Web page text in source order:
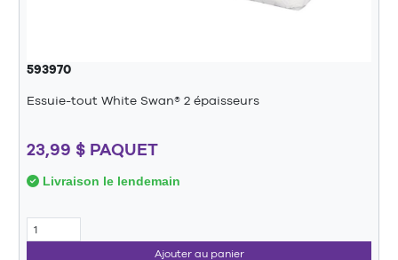
593970
Essuie-tout White Swan® 2 épaisseurs
23,99 $ PAQUET
Livraison le lendemain
Ajouter au panier